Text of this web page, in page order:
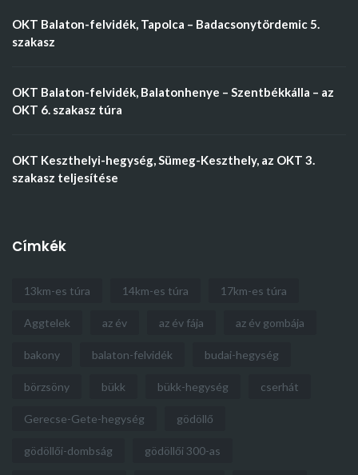
OKT Balaton-felvidék, Tapolca – Badacsonytördemic 5.
szakasz
OKT Balaton-felvidék, Balatonhenye – Szentbékkálla – az
OKT 6. szakasz túra
OKT Keszthelyi-hegység, Sümeg-Keszthely, az OKT 3.
szakasz teljesítése
Címkék
13km-es túra 14km-es túra 17km-es túra
Aggtelek az év az év fája az év gombája
bakony balaton-felvidék budai-hegység
börzsöny bükk bükk-hegység cserhát
Gerecse-Gete-hegység gödöllő
gödöllői-dombság gödöllői 300-as